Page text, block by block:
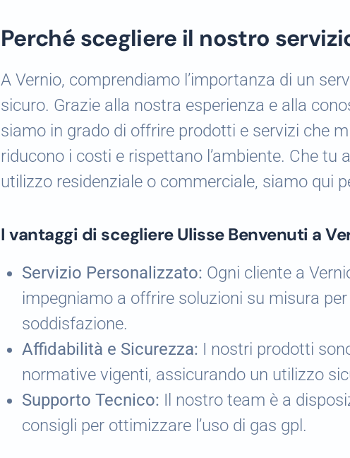
Perché scegliere il nostro
A Vernio, comprendiamo l’importanza di un
sicuro. Grazie alla nostra esperienza e alla
siamo in grado di offrire prodotti e servizi che
riducono i costi e rispettano l’ambiente. Che tu
utilizzo residenziale o commerciale, siamo qui
I vantaggi di scegliere Ulisse Benvenuti a
Servizio Personalizzato: Ogni cliente a
impegniamo a offrire soluzioni su misura
soddisfazione.
Affidabilità e Sicurezza: I nostri prodotti
normative vigenti, assicurando un utilizzo
Supporto Tecnico: Il nostro team è a
consigli per ottimizzare l’uso di gas gpl.